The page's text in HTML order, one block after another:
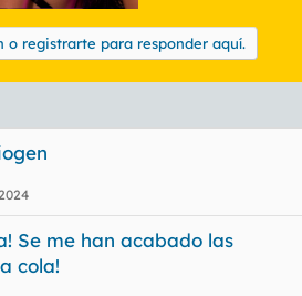
o registrarte para responder aquí.
Se me han acabado las
cola!